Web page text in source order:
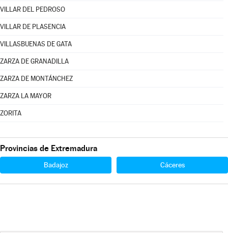
VILLAR DEL PEDROSO
VILLAR DE PLASENCIA
VILLASBUENAS DE GATA
ZARZA DE GRANADILLA
ZARZA DE MONTÁNCHEZ
ZARZA LA MAYOR
ZORITA
Provincias de Extremadura
Badajoz Cáceres